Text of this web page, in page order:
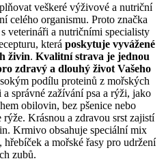
veškeré výživové a nutriční
celého organismu. Proto značka
veterináři a nutričními specialisty
která poskytuje vyvážené
živin. Kvalitní strava je jednou
zdravý a dlouhý život Vašeho
podílu proteinů z mořských
správné zažívání psa a rýži, jako
obilovin, bez pšenice nebo
Krásnou a zdravou srst zajistí
Krmivo obsahuje speciální mix
a mořské řasy pro udržení
zubů.